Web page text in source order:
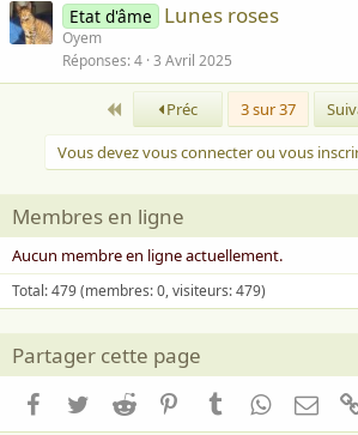
Etat d'âme Lunes roses
Oyem
Réponses 4 3 Avril 2025
PremierPréc 3 sur 37
Vous devez vous connecter ou vous
Membres en ligne
Aucun membre en ligne actuellement.
Total: 479 (membres: 0, visiteurs: 479)
Partager cette page
Facebook
TwitterReddit PinterestTumblrWhatsApp